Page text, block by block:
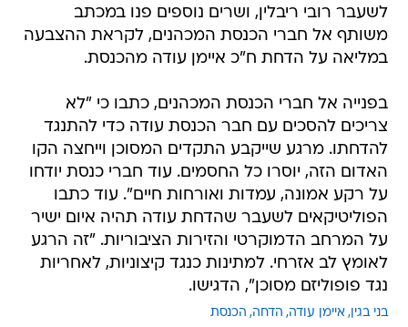
לשעבר רובי ריבלין, ושרים נוספים פנו במכתב
משותף אל חברי הכנסת המכהנים, לקראת ההצבעה
במליאה על הדחת ח"כ איימן עודה מהכנסת.
בפנייה אל חברי הכנסת המכהנים, כתבו כי "לא
צריכים להסכים עם חבר הכנסת עודה כדי להתנגד
להדחתו. מרגע שייקבע התקדים המסוכן וייחצה הקו
האדום הזה, יוסרו כל החסמים. עוד חברי כנסת יודחו
על רקע אמונה, עמדות ואורחות חיים". עוד כתבו
הפוליטיקאים לשעבר שהדחת עודה תהיה איום ישיר
על המרחב הדמוקרטי והזירות הציבוריות. "זה הרגע
לאומץ לב אזרחי. למתינות כנגד קיצוניות, לאחריות
נגד פופוליזם מסוכן", הדגישו.
בני בגין איימן עודה הדחה הכנסת